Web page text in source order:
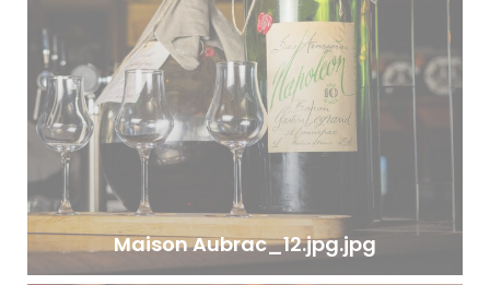
Maison Aubrac_12.jpg.jpg